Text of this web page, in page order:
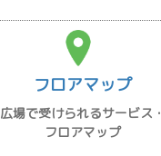
フロアマップ
広場で受けられるサービス・
フロアマップ